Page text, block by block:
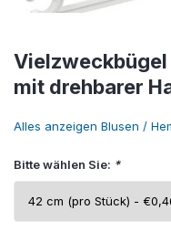
mit drehbarer
Alles anzeigen Blusen /
Bitte wählen Sie: *